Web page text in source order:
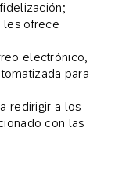
les ofrece
electrónico,
para
redirigir a los
con las